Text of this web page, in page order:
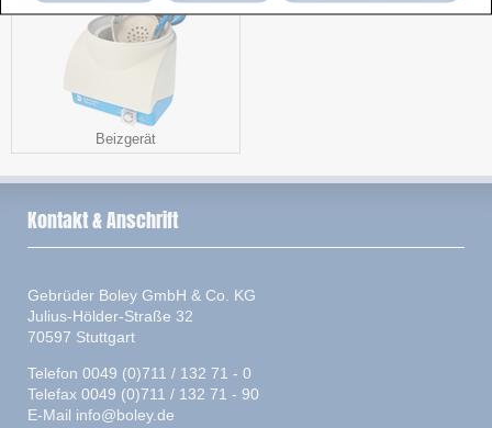
Beizgerät
Kontakt & Anschrift
Gebrüder Boley GmbH & Co. KG
Julius-Hölder-Straße 32
70597 Stuttgart
Telefon 0049 (0)711 / 132 71 - 0
Telefax 0049 (0)711 / 132 71 - 90
E-Mail info@boley.de